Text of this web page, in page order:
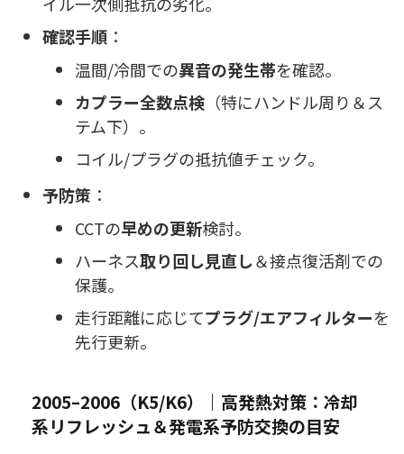
確認手順 ：
温間/冷間での異音の発生帯を確認。
カプラー全数点検 （特にハンドル周り＆ス
テム下）。
コイル/プラグの抵抗値チェック。
予防策 ：
CCTの早めの更新検討。
ハーネス取り回し見直し＆接点復活剤での
保護。
走行距離に応じてプラグ/エアフィルターを
先行更新。
2005–2006（K5/K6）｜高発熱対策：冷却
系リフレッシュ＆発電系予防交換の目安